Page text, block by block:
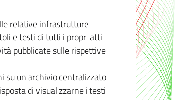
relative infrastrutture
e testi di tutti i propri atti
pubblicate sulle rispettive
su un archivio centralizzato
di visualizzarne i testi